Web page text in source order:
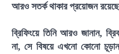
আরও সতর্ক থাকার প্রয়োজন
ব্রিফিংয়ে তিনি আরও জানান,
না, সে বিষয়ে এখনো কোনো